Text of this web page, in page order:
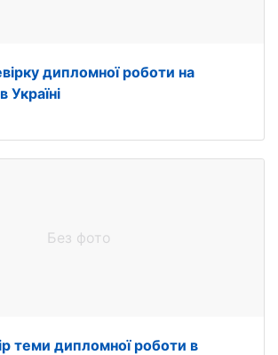
дипломної роботи на
Україні
Без фото
теми дипломної роботи в